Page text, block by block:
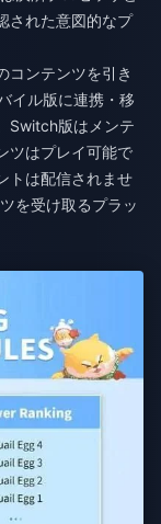
された意図的なプ
コンテンツを引き
イル版に連携・移
Switch版はメンテ
ツはプレイ可能で
トは配信されませ
を受け取るプラッ